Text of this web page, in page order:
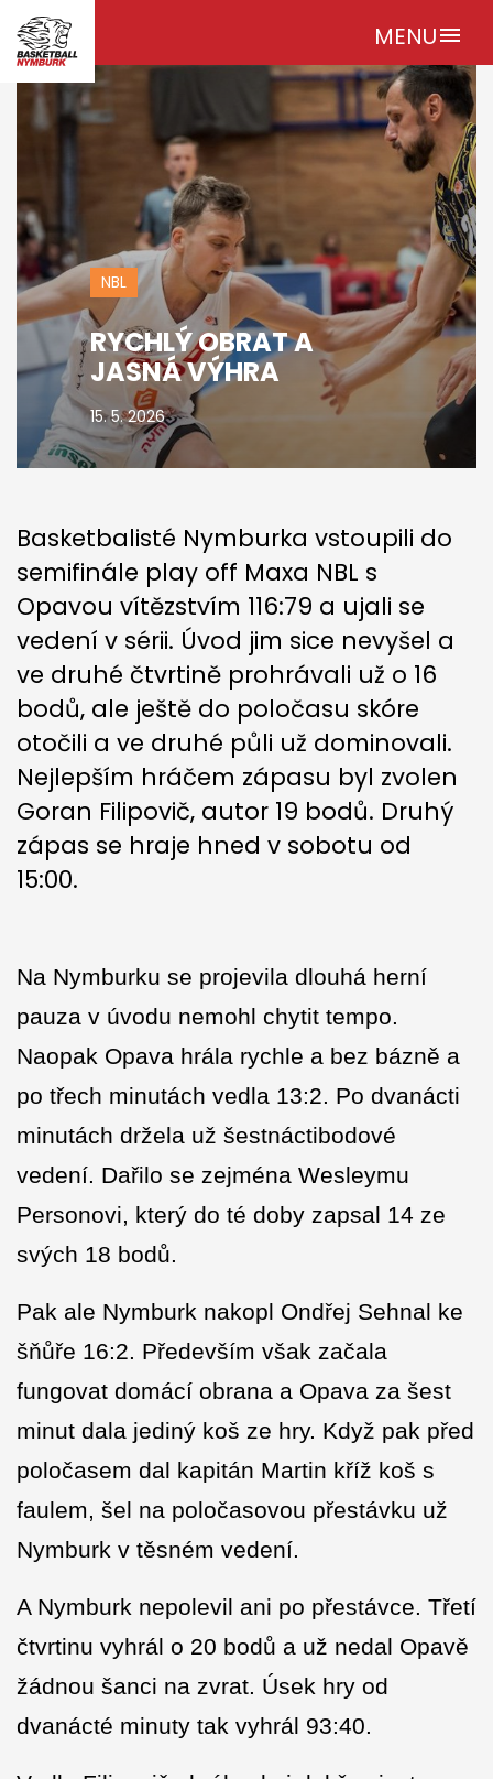
MENUmenu
NBL
RYCHLÝ OBRAT A
JASNÁ VÝHRA
15. 5. 2026
Basketbalisté Nymburka vstoupili do
semifinále play off Maxa NBL s
Opavou vítězstvím 116:79 a ujali se
vedení v sérii. Úvod jim sice nevyšel a
ve druhé čtvrtině prohrávali už o 16
bodů, ale ještě do poločasu skóre
otočili a ve druhé půli už dominovali.
Nejlepším hráčem zápasu byl zvolen
Goran Filipovič, autor 19 bodů. Druhý
zápas se hraje hned v sobotu od
15:00.
Na Nymburku se projevila dlouhá herní
pauza v úvodu nemohl chytit tempo.
Naopak Opava hrála rychle a bez bázně a
po třech minutách vedla 13:2. Po dvanácti
minutách držela už šestnáctibodové
vedení. Dařilo se zejména Wesleymu
Personovi, který do té doby zapsal 14 ze
svých 18 bodů.
Pak ale Nymburk nakopl Ondřej Sehnal ke
šňůře 16:2. Především však začala
fungovat domácí obrana a Opava za šest
minut dala jediný koš ze hry. Když pak před
poločasem dal kapitán Martin kříž koš s
faulem, šel na poločasovou přestávku už
Nymburk v těsném vedení.
A Nymburk nepolevil ani po přestávce. Třetí
čtvrtinu vyhrál o 20 bodů a už nedal Opavě
žádnou šanci na zvrat. Úsek hry od
dvanácté minuty tak vyhrál 93:40.